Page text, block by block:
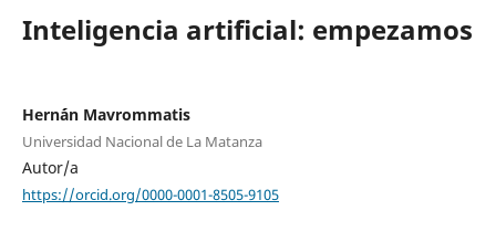
Inteligencia artificial: empezamos
Hern´án Mavrommatis
Universidad Nacional de La Matanza
Autor/a
https://orcid.org/0000-0001-8505-9105